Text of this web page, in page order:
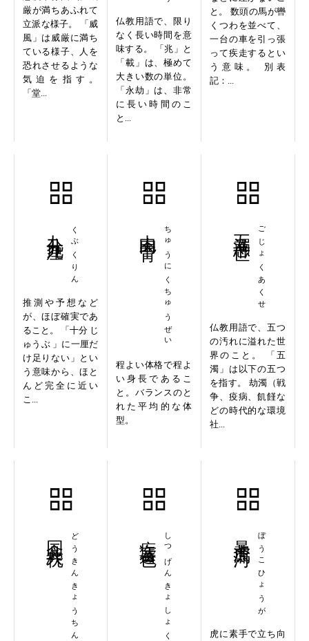
厳が満ちあふれて
立派な様子。 「威
風」は威厳に満ち
ている様子、人を
恐れさせるような
気迫を指す。
「堂...
仏教用語で、限り
なく長い時間を意
味する。 「兆」と
「載」は、極めて
大きい数の単位。
「永劫」は、非常
に長い時間のこ
と...
と。 数頭の馬が轡
くつわを並べて、
一台の車を引っ張
って疾走するとい
う意味。 別表
記：...
くぶくりん
推測や予想など
が、ほぼ確実であ
ること。 「十分 じ
ゅうぶ 」に一厘だ
け足りない」とい
う意味から、ほと
んど完全に近い
こ...
ちゅうにくちゅうぜい
程よい体格で程よ
い身長であるこ
と。バランスのと
れた平均的な体
型。
ごじょくあくせ
仏教用語で、五つ
の汚れに溢れた世
界のこと。 「五
濁」は以下の五つ
を指す。 劫濁（戦
争、疫病、飢饉な
どの時代的な環境
社...
どうきんきょうちん しつげんきょしょく ぼうこひょうが
虎に素手で立ち向